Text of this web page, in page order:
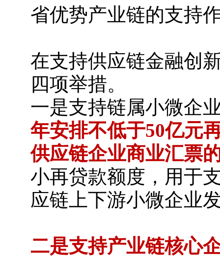
省优势产业链的支持
在支持供应链金融创
四项举措。
一是支持链属小微企
年安排不低于50亿元
供应链企业商业汇票
小再贷款额度，用于
应链上下游小微企业
二是支持产业链核心